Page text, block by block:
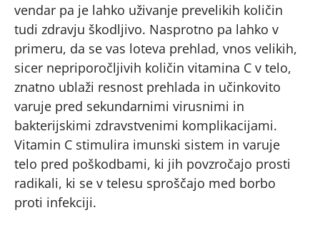
vendar pa je lahko uživanje prevelikih količin
tudi zdravju škodljivo. Nasprotno pa lahko v
primeru, da se vas loteva prehlad, vnos velikih,
sicer nepriporočljivih količin vitamina C v telo,
znatno ublaži resnost prehlada in učinkovito
varuje pred sekundarnimi virusnimi in
bakterijskimi zdravstvenimi komplikacijami.
Vitamin C stimulira imunski sistem in varuje
telo pred poškodbami, ki jih povzročajo prosti
radikali, ki se v telesu sproščajo med borbo
proti infekciji.